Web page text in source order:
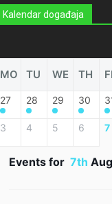
Kalendar događaja
MO TU WE TH
27 28 29 30
3 4 5 6 7
Events for 7th